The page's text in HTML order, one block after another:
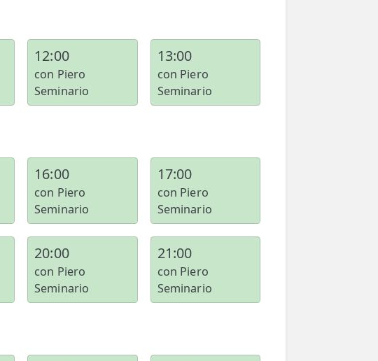
12:00
con Piero
Seminario
13:00
con Piero
Seminario
16:00
con Piero
Seminario
17:00
con Piero
Seminario
20:00
con Piero
Seminario
21:00
con Piero
Seminario